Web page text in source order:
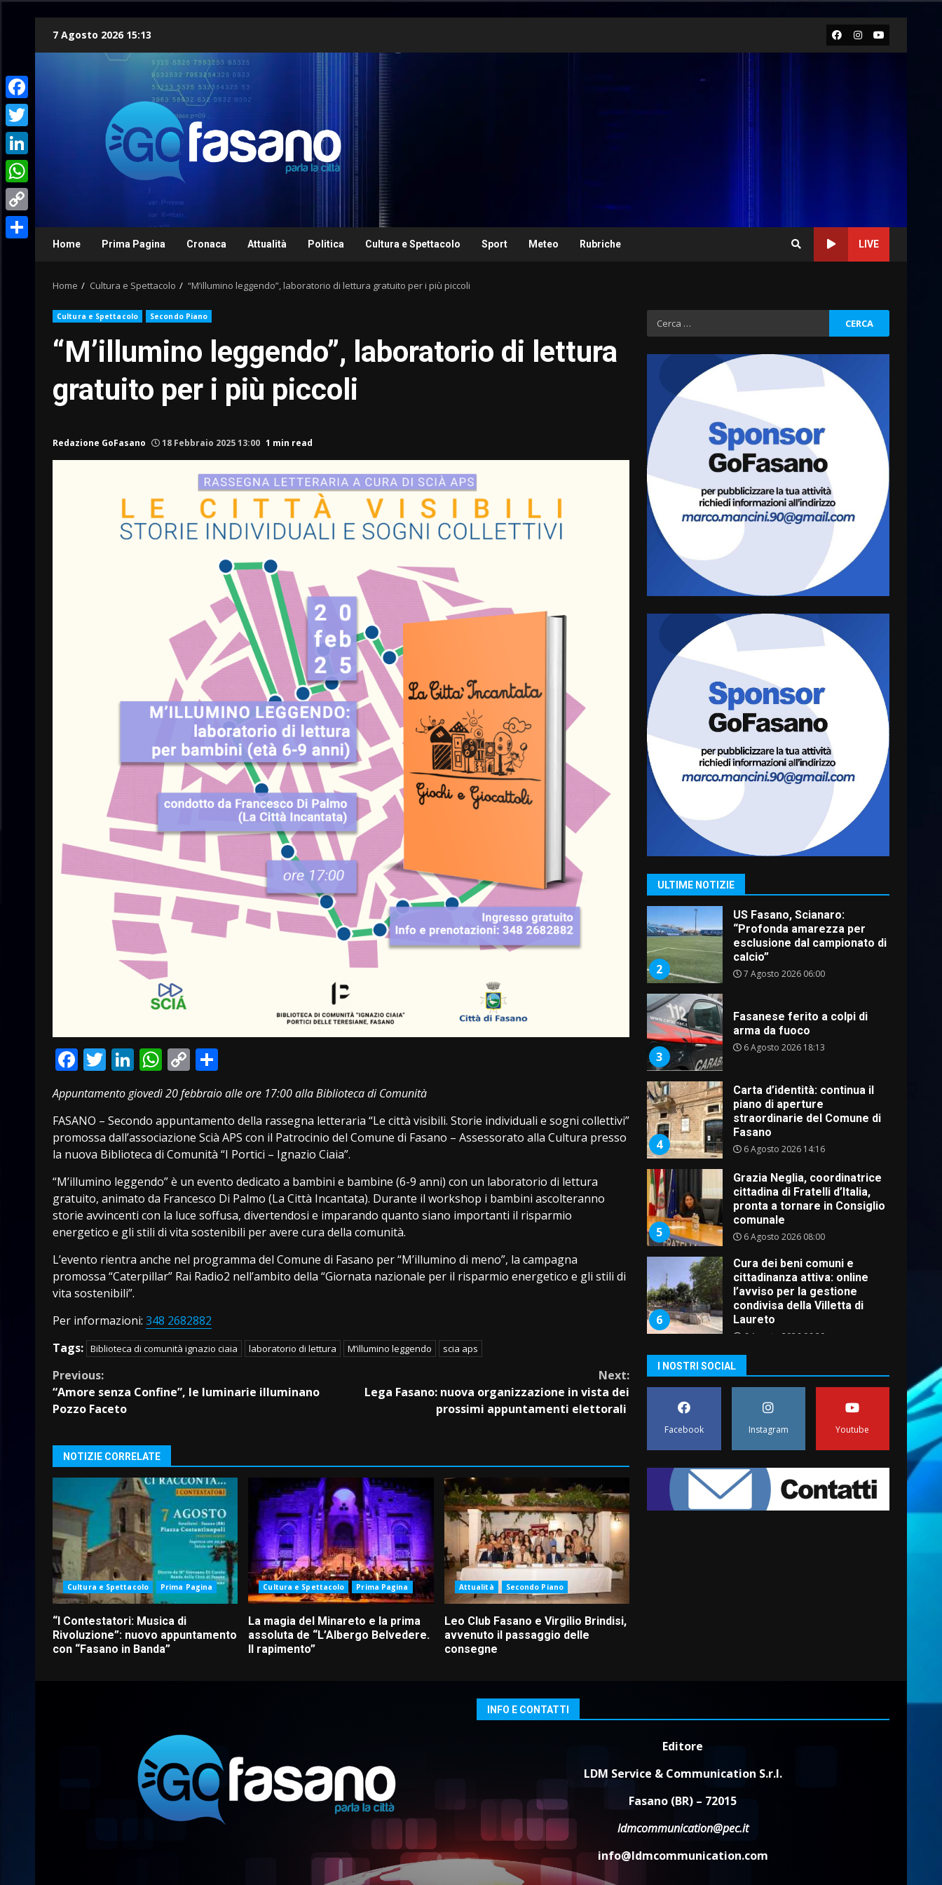
7 Agosto 2026 15:13 Facebook
Instagram
Youtube
Home Prima Pagina Cronaca Attualità Politica Cultura e Spettacolo Sport Meteo Rubriche LIVE
Home Cultura e Spettacolo “M’illumino leggendo”, laboratorio di lettura gratuito per i più piccoli
Cultura e Spettacolo Secondo Piano
“M’illumino leggendo”, laboratorio di lettura
gratuito per i più piccoli
Redazione GoFasano 18 Febbraio 2025 13:00 1 min read
Facebook
Twitter
LinkedIn
WhatsApp
Copy
Link
Appuntamento giovedì 20 febbraio alle ore 17:00 alla Biblioteca di Comunità
FASANO – Secondo appuntamento della rassegna letteraria “Le città visibili. Storie individuali e sogni collettivi”
promossa dall’associazione Scià APS con il Patrocinio del Comune di Fasano – Assessorato alla Cultura presso
la nuova Biblioteca di Comunità “I Portici – Ignazio Ciaia”.
“M’illumino leggendo” è un evento dedicato a bambini e bambine (6-9 anni) con un laboratorio di lettura
gratuito, animato da Francesco Di Palmo (La Città Incantata). Durante il workshop i bambini ascolteranno
storie avvincenti con la luce soffusa, divertendosi e imparando quanto siano importanti il risparmio
energetico e gli stili di vita sostenibili per avere cura della comunità.
L’evento rientra anche nel programma del Comune di Fasano per “M’illumino di meno”, la campagna
promossa “Caterpillar” Rai Radio2 nell’ambito della “Giornata nazionale per il risparmio energetico e gli stili di
vita sostenibili”.
Per informazioni: 348 2682882
Tags: Biblioteca di comunità ignazio ciaia laboratorio di lettura M’illumino leggendo scia aps
Continue
Reading
Previous:
“Amore senza Confine”, le luminarie illuminano
Pozzo Faceto
Next:
Lega Fasano: nuova organizzazione in vista dei
prossimi appuntamenti elettorali
NOTIZIE CORRELATE
Cultura e Spettacolo Prima Pagina
“I Contestatori: Musica di
Rivoluzione”: nuovo appuntamento
con “Fasano in Banda”
Cultura e Spettacolo Prima Pagina
La magia del Minareto e la prima
assoluta de “L’Albergo Belvedere.
Il rapimento”
Attualità Secondo Piano
Leo Club Fasano e Virgilio Brindisi,
avvenuto il passaggio delle
consegne
Ricerca
per:
ULTIME NOTIZIE
Fasanese ferito a colpi di
arma da fuoco
6 Agosto 2026 18:13
4
Carta d’identità: continua il
piano di aperture
straordinarie del Comune di
Fasano
6 Agosto 2026 14:16
5
Grazia Neglia, coordinatrice
cittadina di Fratelli d’Italia,
pronta a tornare in Consiglio
6 Agosto 2026 08:00
Cura dei beni comuni e
cittadinanza attiva: online
l’avviso per la gestione
condivisa della Villetta di
Laureto
6 Agosto 2026 06:20
7
La magia del Minareto e la
prima assoluta de “L’Albergo
Belvedere. Il rapimento”
6 Agosto 2026 06:15
1
“I Contestatori: Musica di
Rivoluzione”: nuovo
appuntamento con “Fasano in
2
US Fasano, Scianaro:
“Profonda amarezza per
esclusione dal campionato di
calcio”
7 Agosto 2026 06:00
3
Fasanese ferito a colpi di
arma da fuoco
6 Agosto 2026 18:13
4
Carta d’identità: continua il
piano di aperture
straordinarie del Comune di
Fasano
6 Agosto 2026 14:16
5
Grazia Neglia, coordinatrice
cittadina di Fratelli d’Italia,
pronta a tornare in Consiglio
comunale
6 Agosto 2026 08:00
6
Cura dei beni comuni e
cittadinanza attiva: online
l’avviso per la gestione
condivisa della Villetta di
Laureto
6 Agosto 2026 06:20
prima assoluta de “L’Albergo
Belvedere. Il rapimento”
6 Agosto 2026 06:15
appuntamento con “Fasano in
Banda”
7 Agosto 2026 06:05
piano di aperture
cittadina di Fratelli d’Italia,
comunale
6 Agosto 2026 08:00
I NOSTRI SOCIAL
Facebook Instagram Youtube
INFO E CONTATTI
Editore
LDM Service & Communication S.r.l.
Fasano (BR) – 72015
ldmcommunication@pec.it
info@ldmcommunication.com
Facebook
Twitter
LinkedIn
WhatsApp
Copy